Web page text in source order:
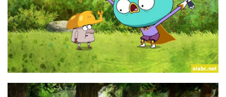
动
画
动
画
荐
登录 注册